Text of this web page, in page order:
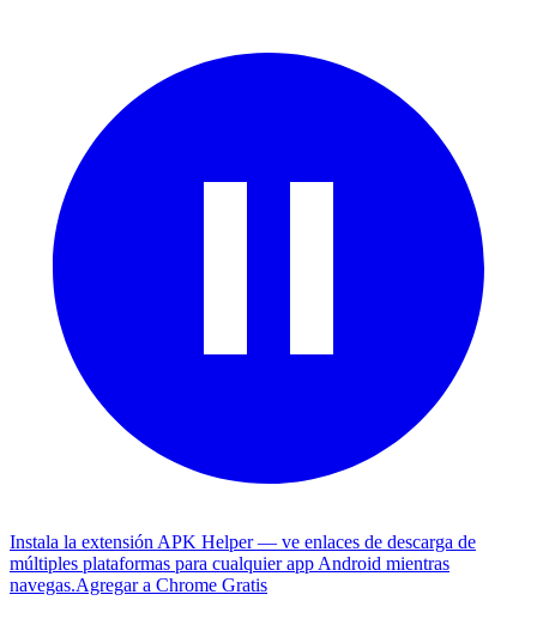
Instala la extensión APK Helper — ve enlaces de descarga de
múltiples plataformas para cualquier app Android mientras
navegas.Agregar a Chrome Gratis